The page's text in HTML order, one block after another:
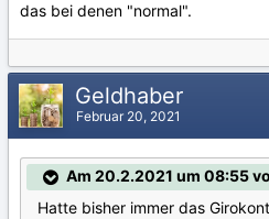
das bei denen "normal".
Geldhaber
Februar 20, 2021
Am 20.2.2021 um 08:55
Hatte bisher immer das